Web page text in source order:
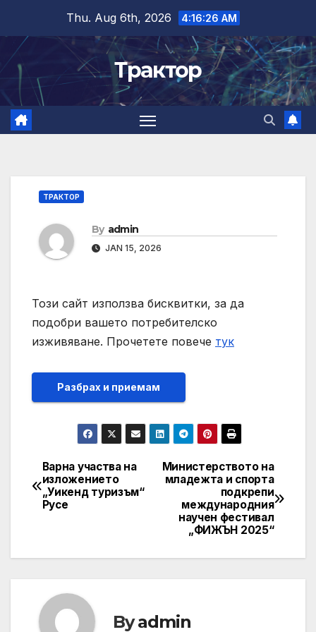
content
Thu. Aug 6th, 2026 4:16:27 AM
Трактор
ТРАКТОР
By admin
JAN 15, 2026
Този сайт използва бисквитки, за да
подобри вашето потребителско
изживяване. Прочетете повече тук
Разбрах и приемам
Post
navigation
Министерството на
младежта и спорта
подкрепи
международния
научен фестивал
„ФИЖЪН 2025“
Варна участва на
изложението
„Уикенд туризъм“
Русе
Byadmin